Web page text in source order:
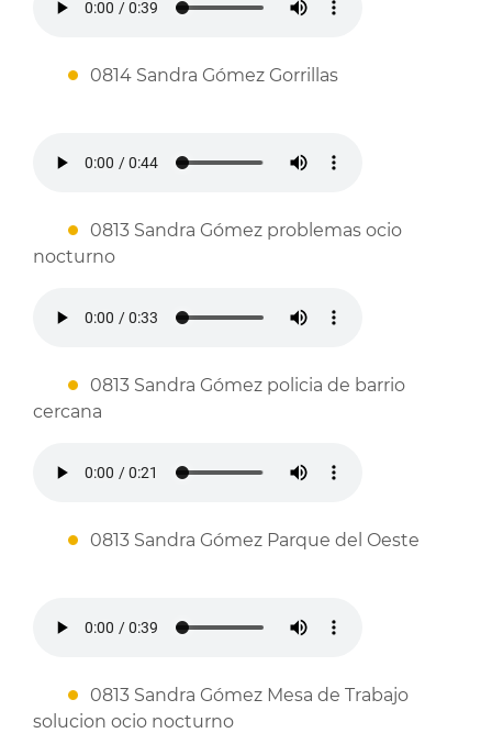
0814 Sandra Gómez Gorrillas
0813 Sandra Gómez problemas ocio
nocturno
0813 Sandra Gómez policia de barrio
cercana
0813 Sandra Gómez Parque del Oeste
0813 Sandra Gómez Mesa de Trabajo
solucion ocio nocturno